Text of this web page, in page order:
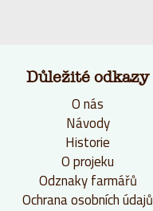
Důležité odkazy
O nás
Návody
Historie
O projeku
Odznaky farmářů
Ochrana osobních údajů